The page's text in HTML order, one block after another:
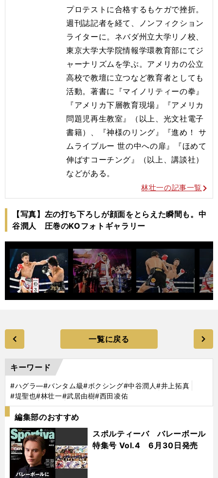
プロテストに合格するもケガで挫折。
週刊誌記者を経て、ノンフィクション
ライターに。ネバダ州立大学リノ校、
東京大学大学院情報学環教育部にてジ
ャーナリズムを学ぶ。アメリカの公立
高校で教壇に立つなど教育者としても
活動。著書に『マイノリティーの拳』
『アメリカ下層教育現場』『アメリカ
問題児再生教室』（以上、光文社電子
書籍）、『神様のリング』『進め！ サ
ムライブルー 世の中への扉』『ほめて
伸ばすコーチング』（以上、講談社）
などがある。
林壮一の記事一覧
【写真】左の打ち下ろしが顔面をとらえた瞬間も。中
谷潤人 圧巻のKOフォトギャラリー
一覧に戻る
キーワード
#ハグラ―#バンタム級#ボクシング#中谷潤人#井上拓真
#堤聖也#林壮一#武居由樹#西田凌佑
編集部のおすすめ
スポルティーバ バレーボール
特集号 Vol.4 6月30日発売